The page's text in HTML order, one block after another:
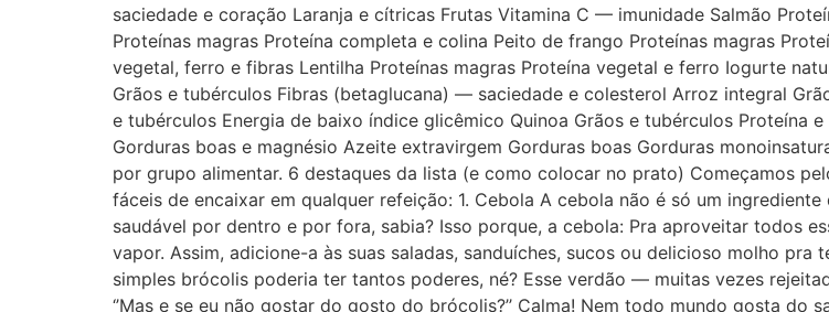
saciedade e coração Laranja e cítricas Frutas Vitamina C — imunidade Salmão
Proteínas magras Proteína completa e colina Peito de frango Proteínas magras
vegetal, ferro e fibras Lentilha Proteínas magras Proteína vegetal e ferro Iogurte
Grãos e tubérculos Fibras (betaglucana) — saciedade e colesterol Arroz integral
e tubérculos Energia de baixo índice glicêmico Quinoa Grãos e tubérculos Proteína
Gorduras boas e magnésio Azeite extravirgem Gorduras boas Gorduras
por grupo alimentar. 6 destaques da lista (e como colocar no prato) Começamos
fáceis de encaixar em qualquer refeição: 1. Cebola A cebola não é só um
saudável por dentro e por fora, sabia? Isso porque, a cebola: Pra aproveitar todos
vapor. Assim, adicione-a às suas saladas, sanduíches, sucos ou delicioso molho pra
simples brócolis poderia ter tantos poderes, né? Esse verdão — muitas vezes
‘’Mas e se eu não gostar do gosto do brócolis?’’ Calma! Nem todo mundo gosta